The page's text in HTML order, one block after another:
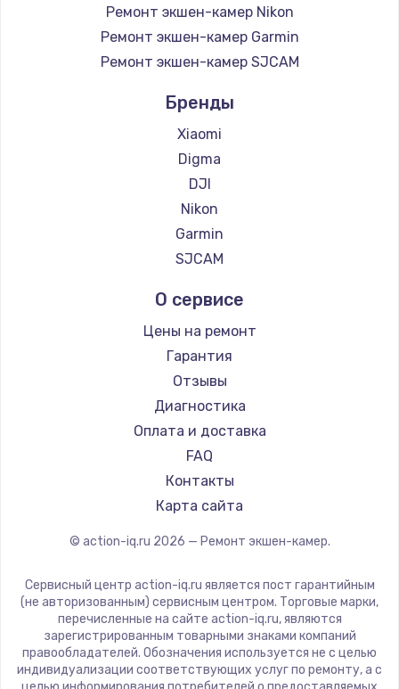
Ремонт экшен-камер Nikon
Ремонт экшен-камер Garmin
Ремонт экшен-камер SJCAM
Бренды
Xiaomi
Digma
DJI
Nikon
Garmin
SJCAM
О сервисе
Цены на ремонт
Гарантия
Отзывы
Диагностика
Оплата и доставка
FAQ
Контакты
Карта сайта
© action-iq.ru 2026 — Ремонт экшен-камер.
Сервисный центр action-iq.ru является пост гарантийным
(не авторизованным) сервисным центром. Торговые марки,
перечисленные на сайте action-iq.ru, являются
зарегистрированным товарными знаками компаний
правообладателей. Обозначения используется не с целью
индивидуализации соответствующих услуг по ремонту, а с